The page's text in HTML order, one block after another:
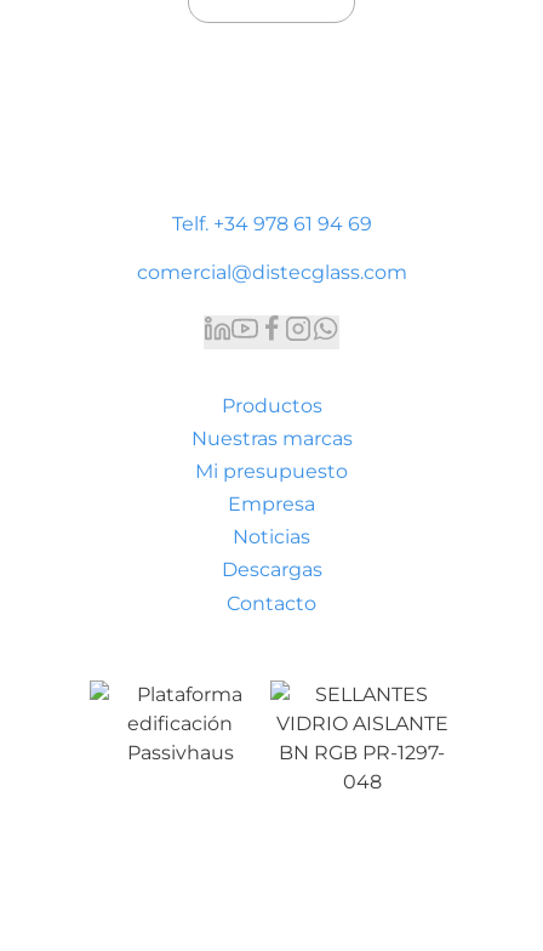
Telf. +34 978 61 94 69
comercial@distecglass.com
Productos
Nuestras marcas
Mi presupuesto
Empresa
Noticias
Descargas
Contacto